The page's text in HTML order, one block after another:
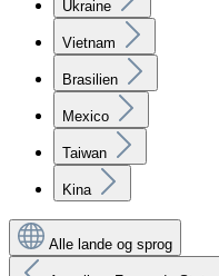
Ukraine
Vietnam
Brasilien
Mexico
Taiwan
Kina
Alle lande og sprog